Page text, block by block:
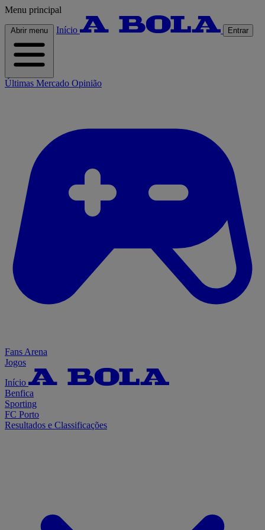
Menu principal
Abrir menu Início Entrar
Últimas Mercado Opinião
Fans Arena
Jogos
Início
Benfica
Sporting
FC Porto
Resultados e Classificações